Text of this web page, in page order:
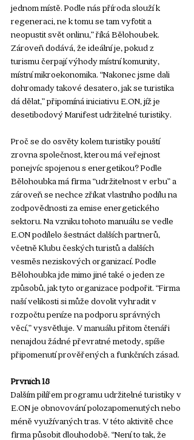
jednom místě. Podle nás příroda slouží k
regeneraci, ne k tomu se tam vyfotit a
neopustit svět onlinu,” říká Bělohoubek.
Zároveň dodává, že ideální je, pokud z
turismu čerpají výhody místní komunity,
místní mikroekonomika. “Nakonec jsme dali
dohromady takové desatero, jak se turistika
dá dělat,” připomíná iniciativu E.ON, jíž je
desetibodový Manifest udržitelné turistiky.
Proč se do osvěty kolem turistiky pouští
zrovna společnost, kterou má veřejnost
ponejvíc spojenou s energetikou? Podle
Bělohoubka má firma “udržitelnost v erbu” a
zároveň se nechce zříkat vlastního podílu na
zodpovědnosti za emise energetického
sektoru. Na vzniku tohoto manuálu se vedle
E.ON podílelo šestnáct dalších partnerů,
včetně Klubu českých turistů a dalších
vesměs neziskových organizací. Podle
Bělohoubka jde mimo jiné také o jeden ze
způsobů, jak tyto organizace podpořit. “Firma
naší velikosti si může dovolit vyhradit v
rozpočtu peníze na podporu správných
věcí,” vysvětluje. V manuálu přitom čtenáři
nenajdou žádné převratné metody, spíše
připomenutí prověřených a funkčních zásad.
Prvních 18
Dalším pilířem programu udržitelné turistiky v
E.ON je obnovování polozapomenutých nebo
méně využívaných tras. V této aktivitě chce
firma působit dlouhodobě. “Není to tak, že